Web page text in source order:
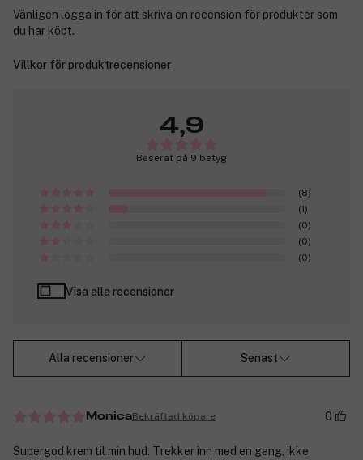
Vänligen logga in för att skriva en recension för produkter som
du har köpt.
Villkor för produktrecensioner
4,9
Baserat på 9 betyg
(8)
(1)
(0)
(0)
(0)
Visa alla recensioner
Alla recensioner Senast
MonicaBekräftad köpare 0
Supergod krem til min hud. Trekker inn med en gang, ikke